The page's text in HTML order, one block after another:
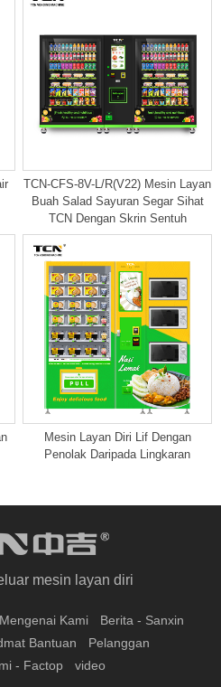
TCN-CFS-8V-L/R(V22) Mesin Layan
Buah Salad Sayuran Segar Sihat
TCN Dengan Skrin Sentuh
Mesin Layan Diri Lif Dengan
Penolak Daripada Lingkaran
mesin layan diri
Mengenai Kami
Berita - Sanxin
Bantuan
Pelanggan
- Factop
video